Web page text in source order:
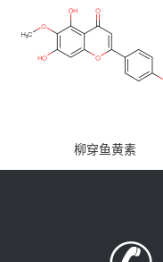
柳穿鱼黄素